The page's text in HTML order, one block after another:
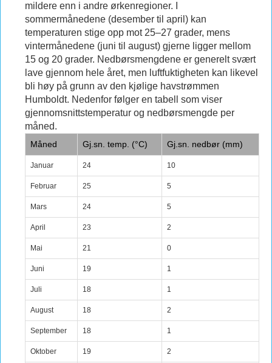
mildere enn i andre ørkenregioner. I
sommermånedene (desember til april) kan
temperaturen stige opp mot 25–27 grader, mens
vintermånedene (juni til august) gjerne ligger mellom
15 og 20 grader. Nedbørsmengdene er generelt svært
lave gjennom hele året, men luftfuktigheten kan likevel
bli høy på grunn av den kjølige havstrømmen
Humboldt. Nedenfor følger en tabell som viser
gjennomsnittstemperatur og nedbørsmengde per
måned.
Måned Gj.sn. temp. (°C) Gj.sn. nedbør (mm)
Januar 24 10
Februar 25 5
Mars 24 5
April 23 2
Mai 21 0
Juni 19 1
Juli 18 1
August 18 2
September 18 1
Oktober 19 2